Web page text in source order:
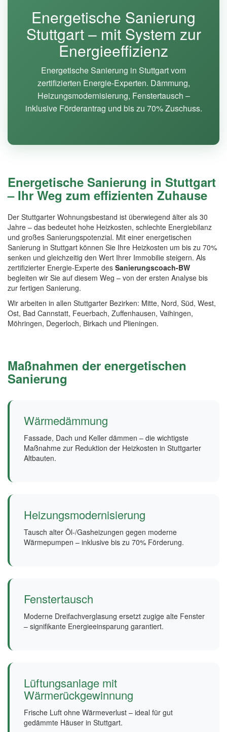
Energetische Sanierung
Stuttgart – mit System zur
Energieeffizienz
Energetische Sanierung in Stuttgart vom
zertifizierten Energie-Experten. Dämmung,
Heizungsmodernisierung, Fenstertausch –
inklusive Förderantrag und bis zu 70% Zuschuss.
Energetische Sanierung in Stuttgart
– Ihr Weg zum effizienten Zuhause
Der Stuttgarter Wohnungsbestand ist überwiegend älter als 30
Jahre – das bedeutet hohe Heizkosten, schlechte Energiebilanz
und großes Sanierungspotenzial. Mit einer energetischen
Sanierung in Stuttgart können Sie Ihre Heizkosten um bis zu 70%
senken und gleichzeitig den Wert Ihrer Immobilie steigern. Als
zertifizierter Energie-Experte des Sanierungscoach-BW
begleiten wir Sie auf diesem Weg – von der ersten Analyse bis
zur fertigen Sanierung.
Wir arbeiten in allen Stuttgarter Bezirken: Mitte, Nord, Süd, West,
Ost, Bad Cannstatt, Feuerbach, Zuffenhausen, Vaihingen,
Möhringen, Degerloch, Birkach und Plieningen.
Maßnahmen der energetischen
Sanierung
Wärmedämmung
Fassade, Dach und Keller dämmen – die wichtigste
Maßnahme zur Reduktion der Heizkosten in Stuttgarter
Altbauten.
Heizungsmodernisierung
Tausch alter Öl-/Gasheizungen gegen moderne
Wärmepumpen – inklusive bis zu 70% Förderung.
Fenstertausch
Moderne Dreifachverglasung ersetzt zugige alte Fenster
– signifikante Energieeinsparung garantiert.
Lüftungsanlage mit
Wärmerückgewinnung
Frische Luft ohne Wärmeverlust – ideal für gut
gedämmte Häuser in Stuttgart.